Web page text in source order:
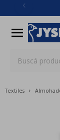
menu
Textiles
close